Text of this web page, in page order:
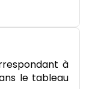
à
le tableau